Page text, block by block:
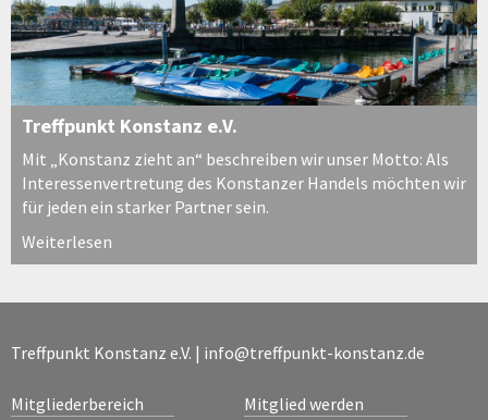
Treffpunkt Konstanz e.V.
Mit „Konstanz zieht an“ beschreiben wir unser Motto: Als
Interessenvertretung des Konstanzer Handels möchten wir
für jeden ein starker Partner sein.
Weiterlesen
Treffpunkt Konstanz e.V. | info@treffpunkt-konstanz.de
Mitgliederbereich Mitglied werden